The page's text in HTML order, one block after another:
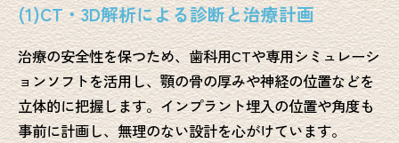
(1)CT・3D解析による診断と治療計画
治療の安全性を保つため、歯科用CTや専用シミュレーシ
ョンソフトを活用し、顎の骨の厚みや神経の位置などを
立体的に把握します。インプラント埋入の位置や角度も
事前に計画し、無理のない設計を心がけています。